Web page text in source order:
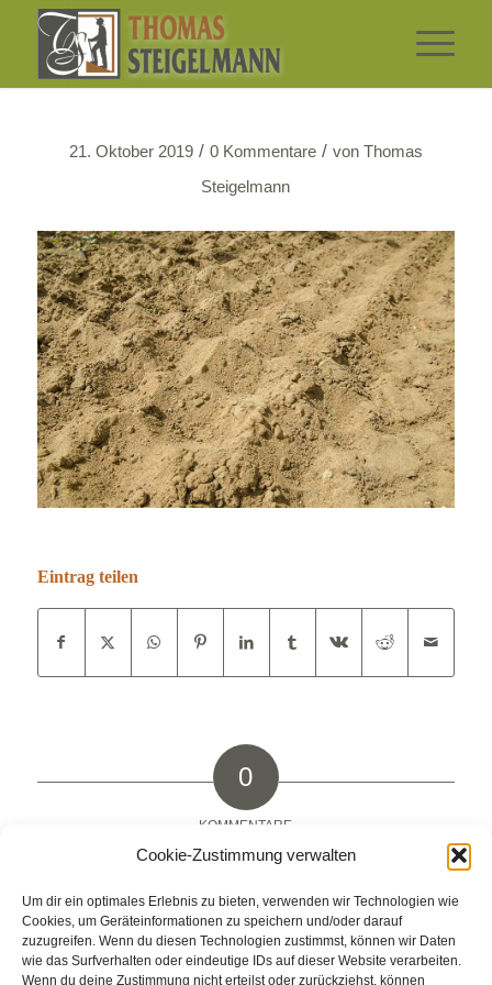
Cookie-Zustimmung verwalten
Um dir ein optimales Erlebnis zu bieten, verwenden wir Technologien wie
Cookies, um Geräteinformationen zu speichern und/oder darauf
zuzugreifen. Wenn du diesen Technologien zustimmst, können wir Daten
wie das Surfverhalten oder eindeutige IDs auf dieser Website verarbeiten.
Wenn du deine Zustimmung nicht erteilst oder zurückziehst, können
21. Oktober 2019 / 0 Kommentare / von Thomas
Steigelmann
Eintrag teilen
0
KOMMENTARE
Hinterlasse einen Kommentar
An der Diskussion beteiligen?
Hinterlasse uns deinen Kommentar!
Du musst angemeldetsein, um einen Kommentar